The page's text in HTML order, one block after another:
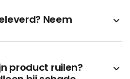
Neem
product ruilen?